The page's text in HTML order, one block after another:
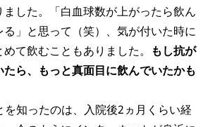
ました。「白血球数が上がったら飲ん
」と思って（笑）、気が付いた時に
て飲むこともありました。
もし抗が
ら、もっと真面目に飲んでいたかも
を知ったのは、入院後2ヵ月くらい経